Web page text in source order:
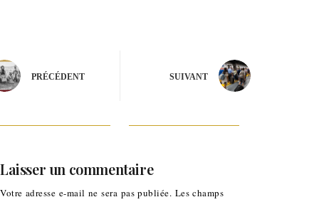
PRÉCÉDENT SUIVANT
Laisser un commentaire
Votre adresse e-mail ne sera pas publiée. Les champs